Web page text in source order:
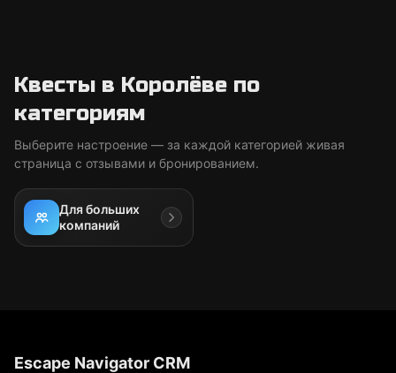
Квесты в Королёве по
категориям
Выберите настроение — за каждой категорией живая
страница с отзывами и бронированием.
Для больших
компаний
Escape Navigator CRM